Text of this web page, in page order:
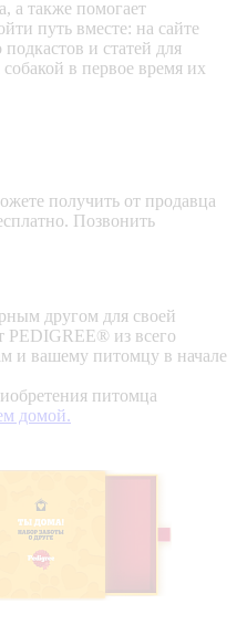
а также помогает
путь вместе: на сайте
и статей для
в первое время их
получить от продавца
Позвонить
другом для своей
PEDIGREE® из всего
и вашему питомцу в начале
питомца
домой.